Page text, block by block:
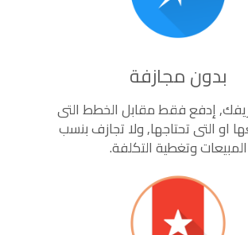
بدون مجازفة
إدفع فقط مقابل الخطط التى
او التى تحتاجها, ولا تجازف بنسب
المبيعات وتغطية التكلفة.